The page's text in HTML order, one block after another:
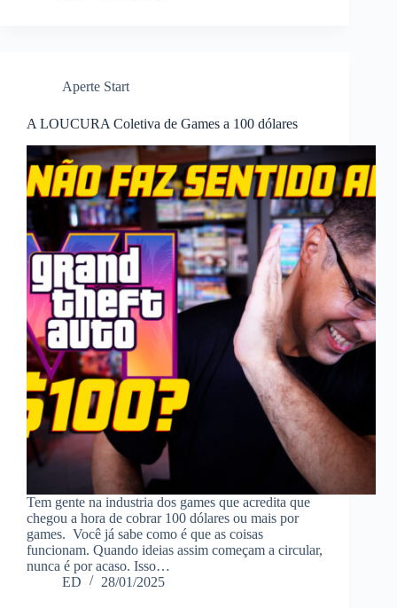
Aperte Start
A LOUCURA Coletiva de Games a 100 dólares
Tem gente na industria dos games que acredita que
chegou a hora de cobrar 100 dólares ou mais por
games. Você já sabe como é que as coisas
funcionam. Quando ideias assim começam a circular,
nunca é por acaso. Isso…
ED
28/01/2025